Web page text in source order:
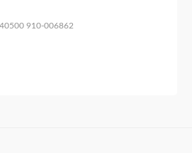
910-006862